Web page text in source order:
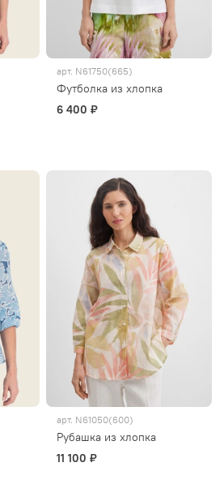
арт. N61750(665)
Футболка из хлопка
6 400 ₽
арт. N61050(600)
Рубашка из хлопка
11 100 ₽